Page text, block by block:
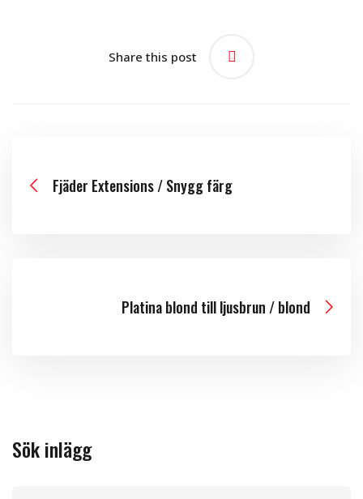
Share this post
Fjäder Extensions / Snygg färg
Platina blond till ljusbrun / blond
Sök inlägg